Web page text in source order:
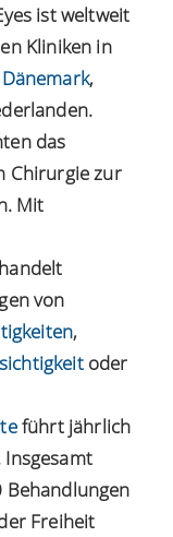
ist weltweit
Kliniken in
Dänemark,
das
Chirurgie zur
Mit
von
,
oder
führt jährlich
Insgesamt
Freiheit